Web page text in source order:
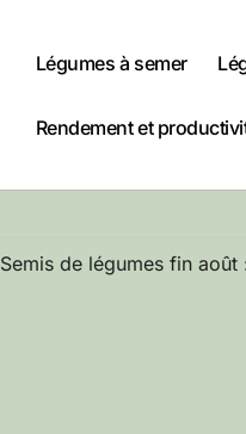
Légumes à semer
Rendement et
Semis de légumes fin